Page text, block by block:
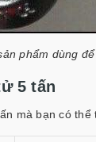
phẩm dùng
5 tấn
mà bạn có thể